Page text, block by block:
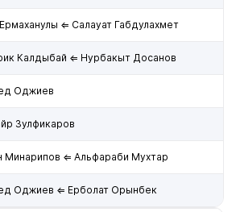
⇐ Салауат Габдулахмет
Калдыбай ⇐ Нурбакыт Досанов
Оджиев
Зулфикаров
Минарипов ⇐ Альфараби Мухтар
Оджиев ⇐ Ерболат Орынбек